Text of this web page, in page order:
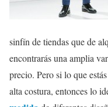
sinfín de tiendas que de
encontrarás una amplia
precio. Pero si lo que
alta costura, entonces lo